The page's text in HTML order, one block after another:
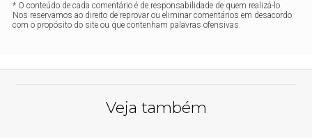
* O conteúdo de cada comentário é de responsabilidade de quem realizá-lo.
Nos reservamos ao direito de reprovar ou eliminar comentários em desacordo
com o propósito do site ou que contenham palavras ofensivas.
Veja também